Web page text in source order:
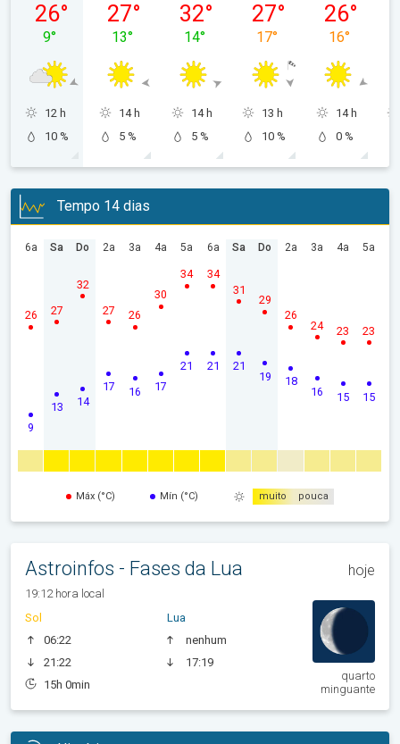
26°
9°
12 h
10 %
27°
13°
14 h
5 %
32°
14°
14 h
5 %
27°
17°
13 h
10 %
26°
16°
14 h
0 %
Tempo 14 dias
6a
9
26
Sa
13
27
Do
14
32
2a
17
27
3a
16
26
4a
17
30
5a
21
34
6a
21
34
Sa
21
31
Do
19
29
2a
18
26
3a
16
24
4a
15
23
5a
15
23
Máx (°C) Mín (°C) muito pouca
Astroinfos - Fases da Lua hoje
19:12 hora local
Sol
06:22
21:22
15h 0min
Lua
nenhum
17:19
quarto
minguante